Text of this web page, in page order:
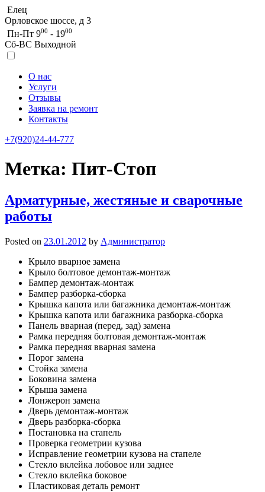
Елец
Орловское шоссе, д 3
Пн-Пт 900 - 1900
Сб-ВС Выходной
О нас
Услуги
Отзывы
Заявка на ремонт
Контакты
+7(920)24-44-777
Метка: Пит-Стоп
Арматурные, жестяные и сварочные
работы
Posted on 23.01.2012 by Администратор
Крыло вварное замена
Крыло болтовое демонтаж-монтаж
Бампер демонтаж-монтаж
Бампер разборка-сборка
Крышка капота или багажника демонтаж-монтаж
Крышка капота или багажника разборка-сборка
Панель вварная (перед, зад) замена
Рамка передняя болтовая демонтаж-монтаж
Рамка передняя вварная замена
Порог замена
Стойка замена
Боковина замена
Крыша замена
Лонжерон замена
Дверь демонтаж-монтаж
Дверь разборка-сборка
Постановка на стапель
Проверка геометрии кузова
Исправление геометрии кузова на стапеле
Стекло вклейка лобовое или заднее
Стекло вклейка боковое
Пластиковая деталь ремонт